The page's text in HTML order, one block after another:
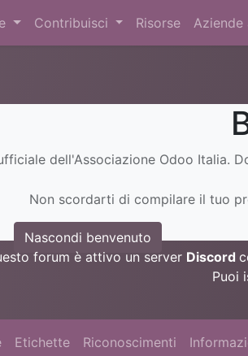
Contribuisci Risorse Aziende
dell'Associazione Odoo Italia.
Non scordarti di compilare il tuo
Nascondi benvenuto
forum è attivo un server Discord
Puoi
Etichette Riconoscimenti